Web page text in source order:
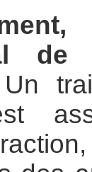
de
Un